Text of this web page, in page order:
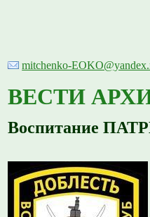
mitchenko-
ВЕСТИ
Воспитание